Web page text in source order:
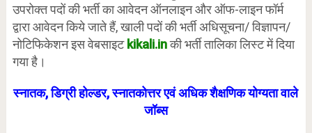
उपरोक्त पदों की भर्ती का आवेदन ऑनलाइन और ऑफ-लाइन फॉर्म
द्वारा आवेदन किये जाते हैं, खाली पदों की भर्ती अधिसूचना/ विज्ञापन/
नोटिफिकेशन इस वेबसाइट kikali.inकी भर्ती तालिका लिस्ट में दिया
गया है।
स्नातक, डिग्री होल्डर, स्नातकोत्तर एवं अधिक शैक्षणिक योग्यता वाले
जॉब्स